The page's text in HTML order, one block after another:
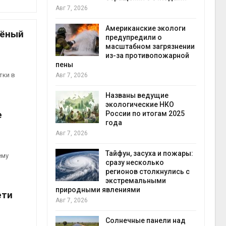
в
почти
сбор
Авг 7, 2026
Американские экологи
предупредили о
масштабном загрязнении
из-за противопожарной
пены
Авг 7, 2026
Названы ведущие
экологические НКО
России по итогам 2025
года
Авг 7, 2026
Тайфун, засуха и пожары:
сразу несколько
регионов столкнулись с
экстремальными
природными явлениями
Авг 7, 2026
Солнечные панели над